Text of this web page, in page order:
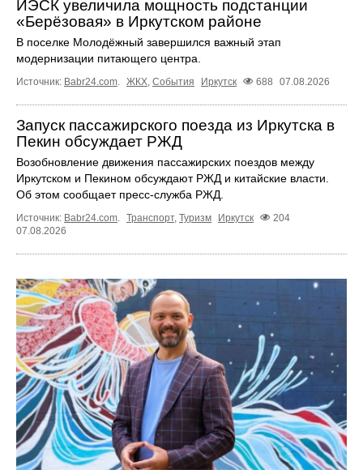
ИЭСК увеличила мощность подстанции
«Берёзовая» в Иркутском районе
В поселке Молодёжный завершился важный этап
модернизации питающего центра.
Источник: Babr24.com ЖКХ События Иркутск 688 07.08.2026
Запуск пассажирского поезда из Иркутска в
Пекин обсуждает РЖД
Возобновление движения пассажирских поездов между
Иркутском и Пекином обсуждают РЖД и китайские власти.
Об этом сообщает пресс‑служба РЖД.
Источник: Babr24.com Транспорт, Туризм Иркутск
204
07.08.2026